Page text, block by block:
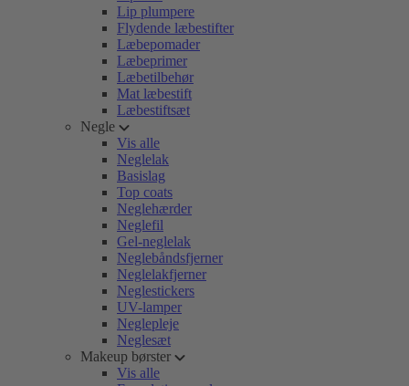
Lip plumpere
Flydende læbestifter
Læbepomader
Læbeprimer
Læbetilbehør
Mat læbestift
Læbestiftsæt
Negle
Vis alle
Neglelak
Basislag
Top coats
Neglehærder
Neglefil
Gel-neglelak
Neglebåndsfjerner
Neglelakfjerner
Neglestickers
UV-lamper
Neglepleje
Neglesæt
Makeup børster
Vis alle